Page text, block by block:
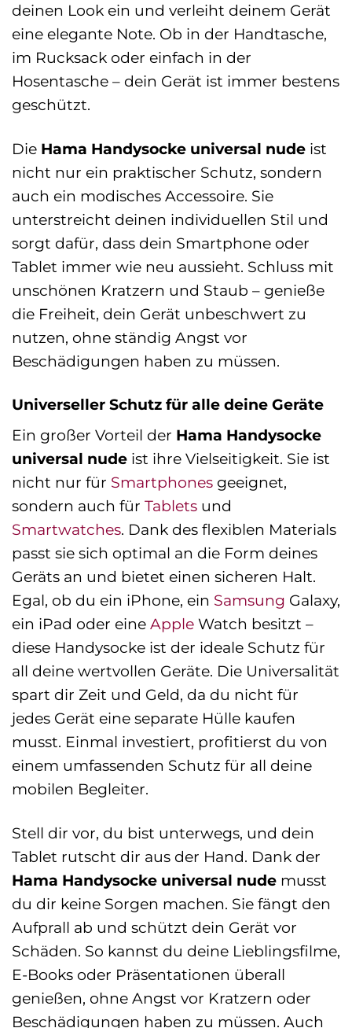
deinen Look ein und verleiht deinem Gerät
eine elegante Note. Ob in der Handtasche,
im Rucksack oder einfach in der
Hosentasche – dein Gerät ist immer bestens
geschützt.
Die Hama Handysocke universal nude ist
nicht nur ein praktischer Schutz, sondern
auch ein modisches Accessoire. Sie
unterstreicht deinen individuellen Stil und
sorgt dafür, dass dein Smartphone oder
Tablet immer wie neu aussieht. Schluss mit
unschönen Kratzern und Staub – genieße
die Freiheit, dein Gerät unbeschwert zu
nutzen, ohne ständig Angst vor
Beschädigungen haben zu müssen.
Universeller Schutz für alle deine Geräte
Ein großer Vorteil der Hama Handysocke
universal nude ist ihre Vielseitigkeit. Sie ist
nicht nur für Smartphones geeignet,
sondern auch für Tablets und
Smartwatches. Dank des flexiblen Materials
passt sie sich optimal an die Form deines
Geräts an und bietet einen sicheren Halt.
Egal, ob du ein iPhone, ein Samsung Galaxy,
ein iPad oder eine Apple Watch besitzt –
diese Handysocke ist der ideale Schutz für
all deine wertvollen Geräte. Die Universalität
spart dir Zeit und Geld, da du nicht für
jedes Gerät eine separate Hülle kaufen
musst. Einmal investiert, profitierst du von
einem umfassenden Schutz für all deine
mobilen Begleiter.
Stell dir vor, du bist unterwegs, und dein
Tablet rutscht dir aus der Hand. Dank der
Hama Handysocke universal nude musst
du dir keine Sorgen machen. Sie fängt den
Aufprall ab und schützt dein Gerät vor
Schäden. So kannst du deine Lieblingsfilme,
E-Books oder Präsentationen überall
genießen, ohne Angst vor Kratzern oder
Beschädigungen haben zu müssen. Auch